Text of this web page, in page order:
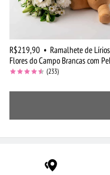
R$219,90 • Ramalhete de
Flores do Campo Brancas com
(233)